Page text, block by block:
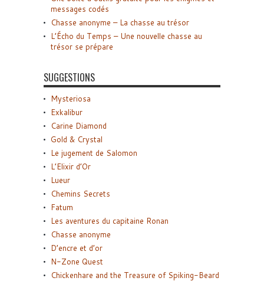
messages codés
Chasse anonyme – La chasse au trésor
L’Écho du Temps – Une nouvelle chasse au
trésor se prépare
SUGGESTIONS
Mysteriosa
Exkalibur
Carine Diamond
Gold & Crystal
Le jugement de Salomon
L’Elixir d’Or
Lueur
Chemins Secrets
Fatum
Les aventures du capitaine Ronan
Chasse anonyme
D’encre et d’or
N-Zone Quest
Chickenhare and the Treasure of Spiking-Beard